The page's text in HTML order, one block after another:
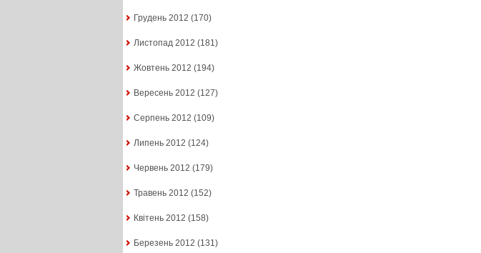
Грудень 2012 (170)
Листопад 2012 (181)
Жовтень 2012 (194)
Вересень 2012 (127)
Серпень 2012 (109)
Липень 2012 (124)
Червень 2012 (179)
Травень 2012 (152)
Квітень 2012 (158)
Березень 2012 (131)